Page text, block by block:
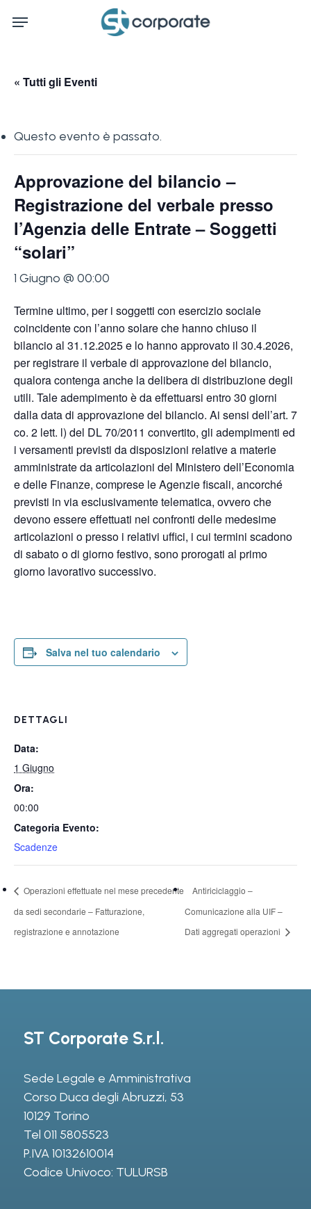
Menu
« Tutti gli Eventi
Questo evento è passato.
Approvazione del bilancio –
Registrazione del verbale presso
l’Agenzia delle Entrate – Soggetti
“solari”
1 Giugno @ 00:00
Termine ultimo, per i soggetti con esercizio sociale
coincidente con l’anno solare che hanno chiuso il
bilancio al 31.12.2025 e lo hanno approvato il 30.4.2026,
per registrare il verbale di approvazione del bilancio,
qualora contenga anche la delibera di distribuzione degli
utili. Tale adempimento è da effettuarsi entro 30 giorni
dalla data di approvazione del bilancio. Ai sensi dell’art. 7
co. 2 lett. l) del DL 70/2011 convertito, gli adempimenti ed
i versamenti previsti da disposizioni relative a materie
amministrate da articolazioni del Ministero dell’Economia
e delle Finanze, comprese le Agenzie fiscali, ancorché
previsti in via esclusivamente telematica, ovvero che
devono essere effettuati nei confronti delle medesime
articolazioni o presso i relativi uffici, i cui termini scadono
di sabato o di giorno festivo, sono prorogati al primo
giorno lavorativo successivo.
Salva nel tuo calendario
DETTAGLI
Data:
1 Giugno
Ora:
00:00
Categoria Evento:
Scadenze
Operazioni effettuate nel mese precedente
da sedi secondarie – Fatturazione,
registrazione e annotazione
Antiriciclaggio –
Comunicazione alla UIF –
Dati aggregati operazioni
ST Corporate S.r.l.
Sede Legale e Amministrativa
Corso Duca degli Abruzzi, 53
10129 Torino
Tel 011 5805523
P.IVA 10132610014
Codice Univoco: TULURSB